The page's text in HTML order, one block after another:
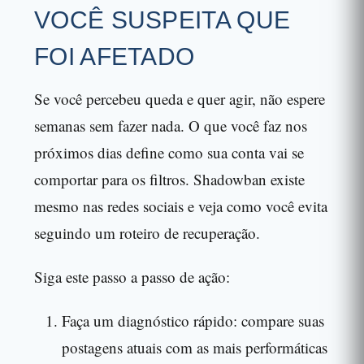
VOCÊ SUSPEITA QUE
FOI AFETADO
Se você percebeu queda e quer agir, não espere
semanas sem fazer nada. O que você faz nos
próximos dias define como sua conta vai se
comportar para os filtros. Shadowban existe
mesmo nas redes sociais e veja como você evita
seguindo um roteiro de recuperação.
Siga este passo a passo de ação:
Faça um diagnóstico rápido: compare suas
postagens atuais com as mais performáticas